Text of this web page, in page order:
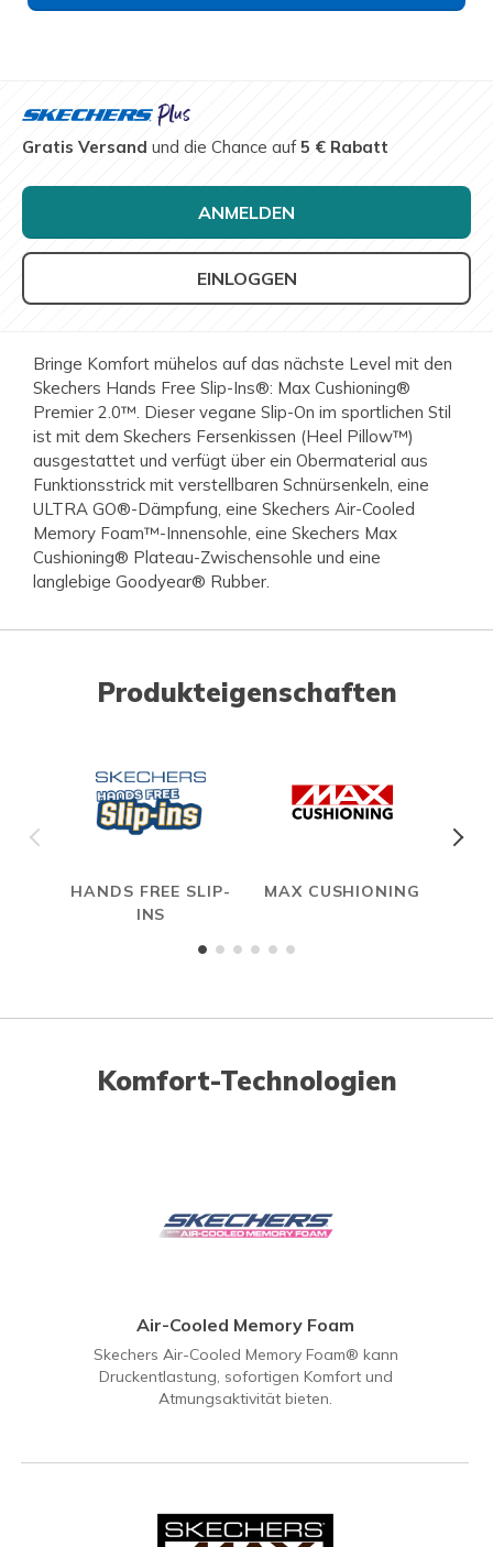
Gratis Versand und die Chance auf5 € Rabatt
ANMELDEN
EINLOGGEN
Bringe Komfort mühelos auf das nächste Level mit den
Skechers Hands Free Slip-Ins®: Max Cushioning®
Premier 2.0™. Dieser vegane Slip-On im sportlichen Stil
ist mit dem Skechers Fersenkissen (Heel Pillow™)
ausgestattet und verfügt über ein Obermaterial aus
Funktionsstrick mit verstellbaren Schnürsenkeln, eine
ULTRA GO®-Dämpfung, eine Skechers Air-Cooled
Memory Foam™-Innensohle, eine Skechers Max
Cushioning® Plateau-Zwischensohle und eine
langlebige Goodyear® Rubber.
Produkteigenschaften
HANDS FREE SLIP-
INS
MAX CUSHIONING
Komfort-Technologien
Air-Cooled Memory Foam
Skechers Air-Cooled Memory Foam® kann
Druckentlastung, sofortigen Komfort und
Atmungsaktivität bieten.